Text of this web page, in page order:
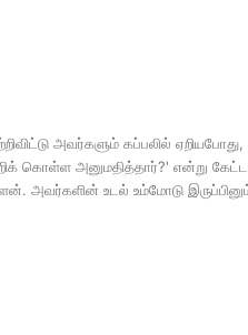
அவர்களும் கப்பலில்
கொள்ள அனுமதித்தார்?' என்று
அவர்களின் உடல் உம்மோடு